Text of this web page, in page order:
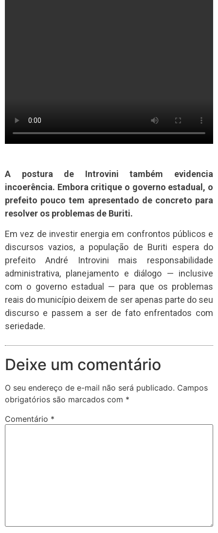
A postura de Introvini também evidencia
incoerência. Embora critique o governo estadual, o
prefeito pouco tem apresentado de concreto para
resolver os problemas de Buriti.
Em vez de investir energia em confrontos públicos e
discursos vazios, a população de Buriti espera do
prefeito André Introvini mais responsabilidade
administrativa, planejamento e diálogo — inclusive
com o governo estadual — para que os problemas
reais do município deixem de ser apenas parte do seu
discurso e passem a ser de fato enfrentados com
seriedade.
Deixe um comentário
O seu endereço de e-mail não será publicado. Campos
obrigatórios são marcados com *
Comentário *